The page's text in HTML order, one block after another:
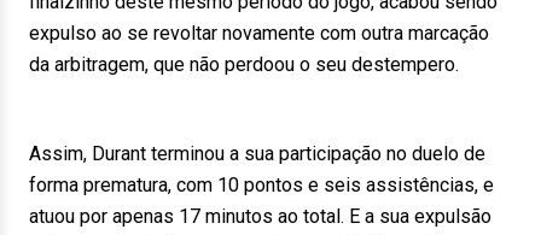
expulso ao se revoltar novamente com outra marcação
da arbitragem, que não perdoou o seu destempero.
Assim, Durant terminou a sua participação no duelo de
forma prematura, com 10 pontos e seis assistências, e
atuou por apenas 17 minutos ao total. E a sua expulsão